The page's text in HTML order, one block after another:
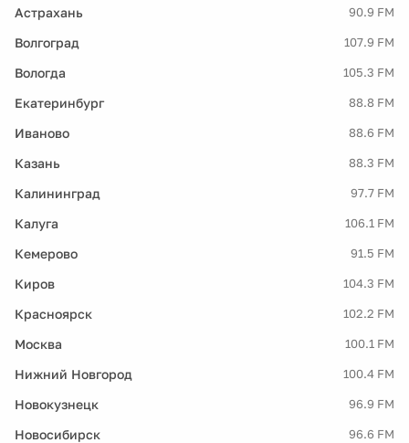
Астрахань 90.9 FM
Волгоград 107.9 FM
Вологда 105.3 FM
Екатеринбург 88.8 FM
Иваново 88.6 FM
Казань 88.3 FM
Калининград 97.7 FM
Калуга 106.1 FM
Кемерово 91.5 FM
Киров 104.3 FM
Красноярск 102.2 FM
Москва 100.1 FM
Нижний Новгород 100.4 FM
Новокузнецк 96.9 FM
Новосибирск 96.6 FM